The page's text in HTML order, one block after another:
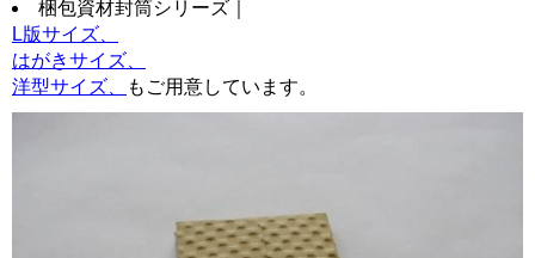
梱包資材封筒シリーズ｜
L版サイズ、
はがきサイズ、
洋型サイズ、
もご用意しています。